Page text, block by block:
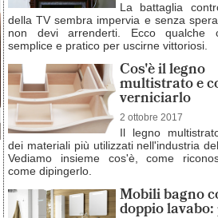
La battaglia
della TV sembra impervia e senza
non devi arrenderti. Ecco qualche
semplice e pratico per uscirne vittoriosi.
Cos'è il legno
multistrato e
verniciarlo
2 ottobre 2017
Il legno
dei materiali più utilizzati nell'industria
Vediamo insieme cos'è, come
come dipingerlo.
Mobili bagno
doppio